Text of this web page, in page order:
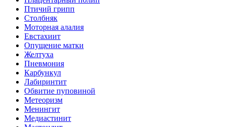
Птичий грипп
Столбняк
Моторная алалия
Евстахиит
Опущение матки
Желтуха
Пневмония
Карбункул
Лабиринтит
Обвитие пуповиной
Метеоризм
Менингит
Медиастинит